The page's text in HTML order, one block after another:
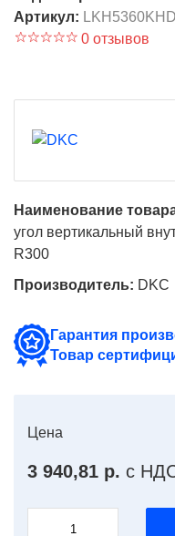
Артикул:
0 отзывов
Наименование
угол вертикальный
R300
Производитель: DKC
Гарантия
Товар
Цена
3 940,81 р. с